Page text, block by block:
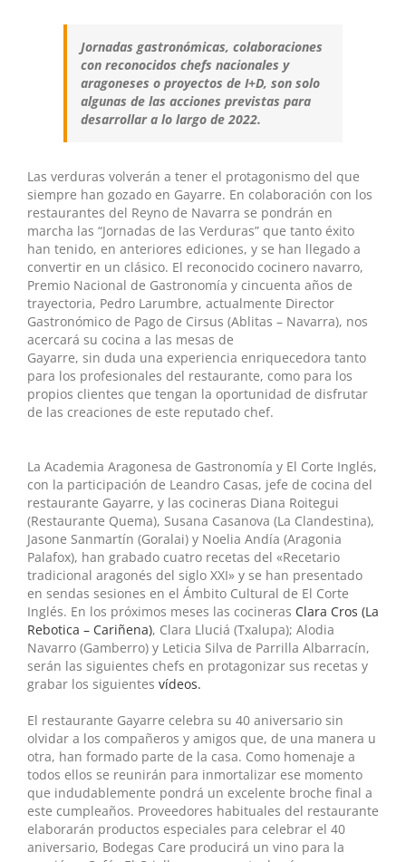
Jornadas gastronómicas, colaboraciones
con reconocidos chefs nacionales y
aragoneses o proyectos de I+D, son solo
algunas de las acciones previstas para
desarrollar a lo largo de 2022.
Las verduras volverán a tener el protagonismo del que
siempre han gozado en Gayarre. En colaboración con los
restaurantes del Reyno de Navarra se pondrán en
marcha las “Jornadas de las Verduras” que tanto éxito
han tenido, en anteriores ediciones, y se han llegado a
convertir en un clásico. El reconocido cocinero navarro,
Premio Nacional de Gastronomía y cincuenta años de
trayectoria, Pedro Larumbre, actualmente Director
Gastronómico de Pago de Cirsus (Ablitas – Navarra), nos
acercará su cocina a las mesas de
Gayarre, sin duda una experiencia enriquecedora tanto
para los profesionales del restaurante, como para los
propios clientes que tengan la oportunidad de disfrutar
de las creaciones de este reputado chef.
La Academia Aragonesa de Gastronomía y El Corte Inglés,
con la participación de Leandro Casas, jefe de cocina del
restaurante Gayarre, y las cocineras Diana Roitegui
(Restaurante Quema), Susana Casanova (La Clandestina),
Jasone Sanmartín (Goralai) y Noelia Andía (Aragonia
Palafox), han grabado cuatro recetas del «Recetario
tradicional aragonés del siglo XXI» y se han presentado
en sendas sesiones en el Ámbito Cultural de El Corte
Inglés. En los próximos meses las cocineras Clara Cros (La
Rebotica – Cariñena), Clara Lluciá (Txalupa); Alodia
Navarro (Gamberro) y Leticia Silva de Parrilla Albarracín,
serán las siguientes chefs en protagonizar sus recetas y
grabar los siguientes vídeos.
El restaurante Gayarre celebra su 40 aniversario sin
olvidar a los compañeros y amigos que, de una manera u
otra, han formado parte de la casa. Como homenaje a
todos ellos se reunirán para inmortalizar ese momento
que indudablemente pondrá un excelente broche final a
este cumpleaños. Proveedores habituales del restaurante
elaborarán productos especiales para celebrar el 40
aniversario, Bodegas Care producirá un vino para la